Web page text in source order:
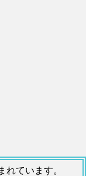
れています。